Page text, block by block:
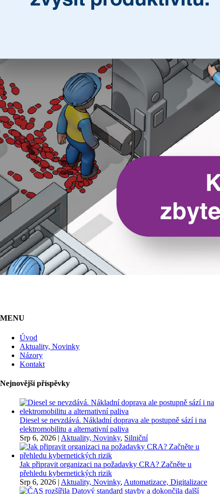
MENU
Úvod
Aktuality, Novinky
Názory
Kontakt
Nejnovější příspěvky
Diesel se nevzdává. Nákladní doprava ale postupně sází i na
elektromobilitu a alternativní paliva
Srp 6, 2026 | Aktuality, Novinky, Silniční
Jak připravit organizaci na požadavky CRA? Začněte u
přehledu kybernetických rizik
Srp 6, 2026 | Aktuality, Novinky, Automatizace, Digitalizace